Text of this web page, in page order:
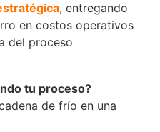
, entregando
en costos operativos
del proceso
tu proceso?
de frío en una